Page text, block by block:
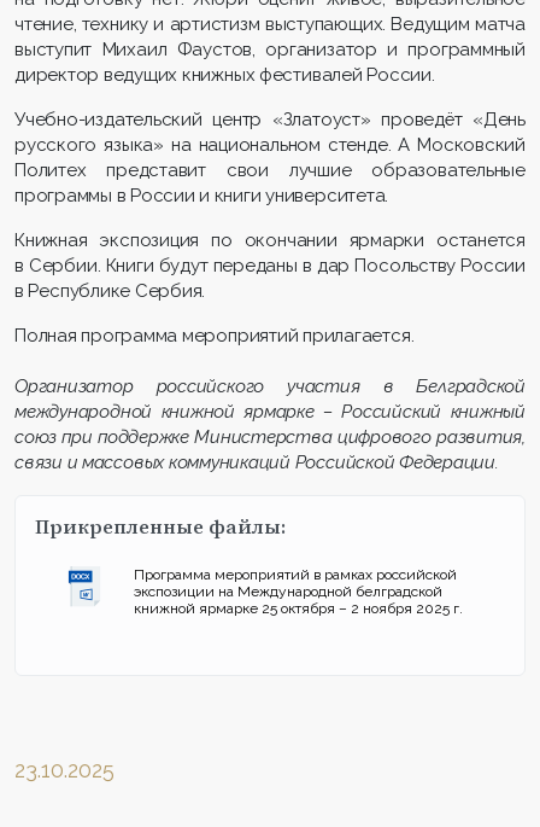
чтение, технику и артистизм выступающих. Ведущим матча
выступит Михаил Фаустов, организатор и программный
директор ведущих книжных фестивалей России.
Учебно-издательский центр «Златоуст» проведёт «День
русского языка» на национальном стенде. А Московский
Политех представит свои лучшие образовательные
программы в России и книги университета.
Книжная экспозиция по окончании ярмарки останется
в Сербии. Книги будут переданы в дар Посольству России
в Республике Сербия.
Полная программа мероприятий прилагается.
Организатор российского участия в Белградской
международной книжной ярмарке – Российский книжный
союз при поддержке Министерства цифрового развития,
связи и массовых коммуникаций Российской Федерации.
Прикрепленные файлы:
Программа мероприятий в рамках российской
экспозиции на Международной белградской
книжной ярмарке 25 октября – 2 ноября 2025 г.
23.10.2025